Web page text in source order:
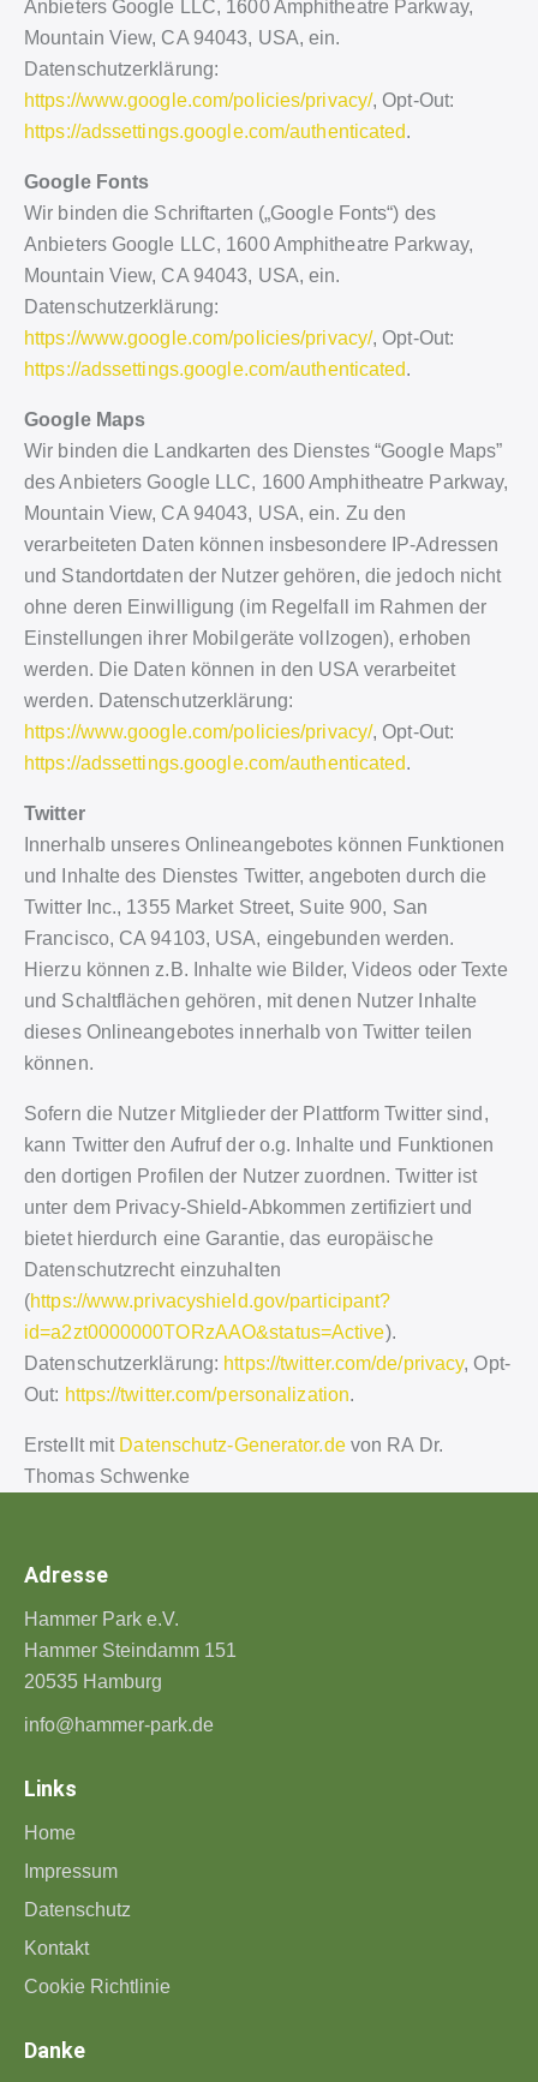
Anbieters Google LLC, 1600 Amphitheatre Parkway,
Mountain View, CA 94043, USA, ein.
Datenschutzerklärung:
https://www.google.com/policies/privacy/, Opt-Out:
https://adssettings.google.com/authenticated.
Google Fonts
Wir binden die Schriftarten („Google Fonts“) des
Anbieters Google LLC, 1600 Amphitheatre Parkway,
Mountain View, CA 94043, USA, ein.
Datenschutzerklärung:
https://www.google.com/policies/privacy/, Opt-Out:
https://adssettings.google.com/authenticated.
Google Maps
Wir binden die Landkarten des Dienstes “Google Maps”
des Anbieters Google LLC, 1600 Amphitheatre Parkway,
Mountain View, CA 94043, USA, ein. Zu den
verarbeiteten Daten können insbesondere IP-Adressen
und Standortdaten der Nutzer gehören, die jedoch nicht
ohne deren Einwilligung (im Regelfall im Rahmen der
Einstellungen ihrer Mobilgeräte vollzogen), erhoben
werden. Die Daten können in den USA verarbeitet
werden. Datenschutzerklärung:
https://www.google.com/policies/privacy/, Opt-Out:
https://adssettings.google.com/authenticated.
Twitter
Innerhalb unseres Onlineangebotes können Funktionen
und Inhalte des Dienstes Twitter, angeboten durch die
Twitter Inc., 1355 Market Street, Suite 900, San
Francisco, CA 94103, USA, eingebunden werden.
Hierzu können z.B. Inhalte wie Bilder, Videos oder Texte
und Schaltflächen gehören, mit denen Nutzer Inhalte
dieses Onlineangebotes innerhalb von Twitter teilen
können.
Sofern die Nutzer Mitglieder der Plattform Twitter sind,
kann Twitter den Aufruf der o.g. Inhalte und Funktionen
den dortigen Profilen der Nutzer zuordnen. Twitter ist
unter dem Privacy-Shield-Abkommen zertifiziert und
bietet hierdurch eine Garantie, das europäische
Datenschutzrecht einzuhalten
(https://www.privacyshield.gov/participant?
id=a2zt0000000TORzAAO&status=Active).
Datenschutzerklärung: https://twitter.com/de/privacy, Opt-
Out: https://twitter.com/personalization.
Erstellt mit Datenschutz-Generator.devon RA Dr.
Thomas Schwenke
Adresse
Hammer Park e.V.
Hammer Steindamm 151
20535 Hamburg
info@hammer-park.de
Links
Home
Impressum
Datenschutz
Kontakt
Cookie Richtlinie
Danke